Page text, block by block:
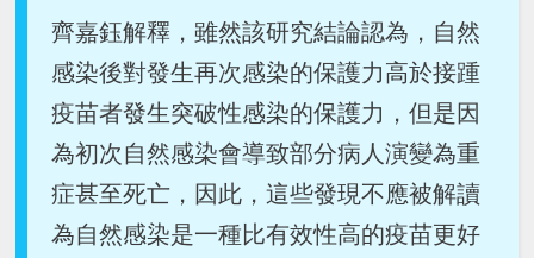
齊嘉鈺解釋，雖然該研究結論認為，自然
感染後對發生再次感染的保護力高於接踵
疫苗者發生突破性感染的保護力，但是因
為初次自然感染會導致部分病人演變為重
症甚至死亡，因此，這些發現不應被解讀
為自然感染是一種比有效性高的疫苗更好